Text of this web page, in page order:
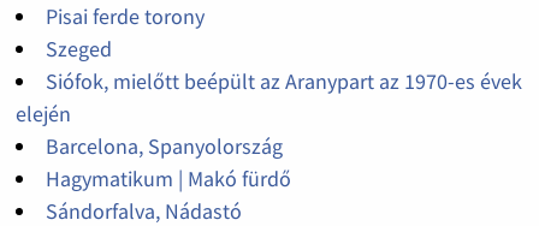
Pisai ferde torony
Szeged
Siófok, mielőtt beépült az Aranypart az 1970-es évek
elején
Barcelona, Spanyolország
Hagymatikum | Makó fürdő
Sándorfalva, Nádastó